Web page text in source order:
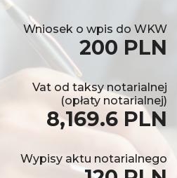
Wniosek o wpis do WKW
200 PLN
Vat od taksy notarialnej
(opłaty notarialnej)
8,169.6 PLN
Wypisy aktu notarialnego